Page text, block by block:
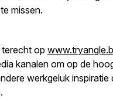
missen.
op
kanalen om op de
werkgeluk inspiratie